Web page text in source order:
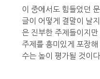
이 중에서도 힘들었던
글이 어떻게 결말이 날
은 진부한 주제들이지
주제를 흥미있게 포장
수는 높이 평가될 것이다.